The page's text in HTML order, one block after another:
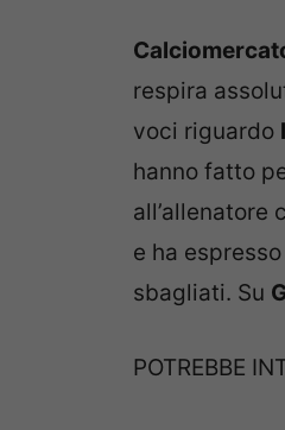
respira
voci riguardo
hanno fatto
e ha
sbagliati. Su
POTREBBE